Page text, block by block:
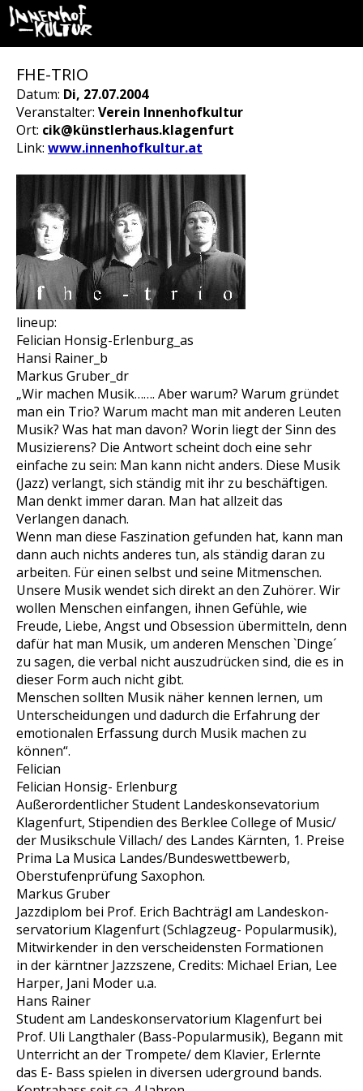
FHE-TRIO
Datum: Di, 27.07.2004
Veranstalter: Verein Innenhofkultur
Ort: cik@künstlerhaus.klagenfurt
Link: www.innenhofkultur.at
lineup:
Felician Honsig-Erlenburg_as
Hansi Rainer_b
Markus Gruber_dr
„Wir machen Musik……. Aber warum? Warum gründet
man ein Trio? Warum macht man mit anderen Leuten
Musik? Was hat man davon? Worin liegt der Sinn des
Musizierens? Die Antwort scheint doch eine sehr
einfache zu sein: Man kann nicht anders. Diese Musik
(Jazz) verlangt, sich ständig mit ihr zu beschäftigen.
Man denkt immer daran. Man hat allzeit das
Verlangen danach.
Wenn man diese Faszination gefunden hat, kann man
dann auch nichts anderes tun, als ständig daran zu
arbeiten. Für einen selbst und seine Mitmenschen.
Unsere Musik wendet sich direkt an den Zuhörer. Wir
wollen Menschen einfangen, ihnen Gefühle, wie
Freude, Liebe, Angst und Obsession übermitteln, denn
dafür hat man Musik, um anderen Menschen `Dinge´
zu sagen, die verbal nicht auszudrücken sind, die es in
dieser Form auch nicht gibt.
Menschen sollten Musik näher kennen lernen, um
Unterscheidungen und dadurch die Erfahrung der
emotionalen Erfassung durch Musik machen zu
können“.
Felician
Felician Honsig- Erlenburg
Außerordentlicher Student Landeskonsevatorium
Klagenfurt, Stipendien des Berklee College of Music/
der Musikschule Villach/ des Landes Kärnten, 1. Preise
Prima La Musica Landes/Bundeswettbewerb,
Oberstufenprüfung Saxophon.
Markus Gruber
Jazzdiplom bei Prof. Erich Bachträgl am Landeskon-
servatorium Klagenfurt (Schlagzeug- Popularmusik),
Mitwirkender in den verscheidensten Formationen
in der kärntner Jazzszene, Credits: Michael Erian, Lee
Harper, Jani Moder u.a.
Hans Rainer
Student am Landeskonservatorium Klagenfurt bei
Prof. Uli Langthaler (Bass-Popularmusik), Begann mit
Unterricht an der Trompete/ dem Klavier, Erlernte
das E- Bass spielen in diversen uderground bands.